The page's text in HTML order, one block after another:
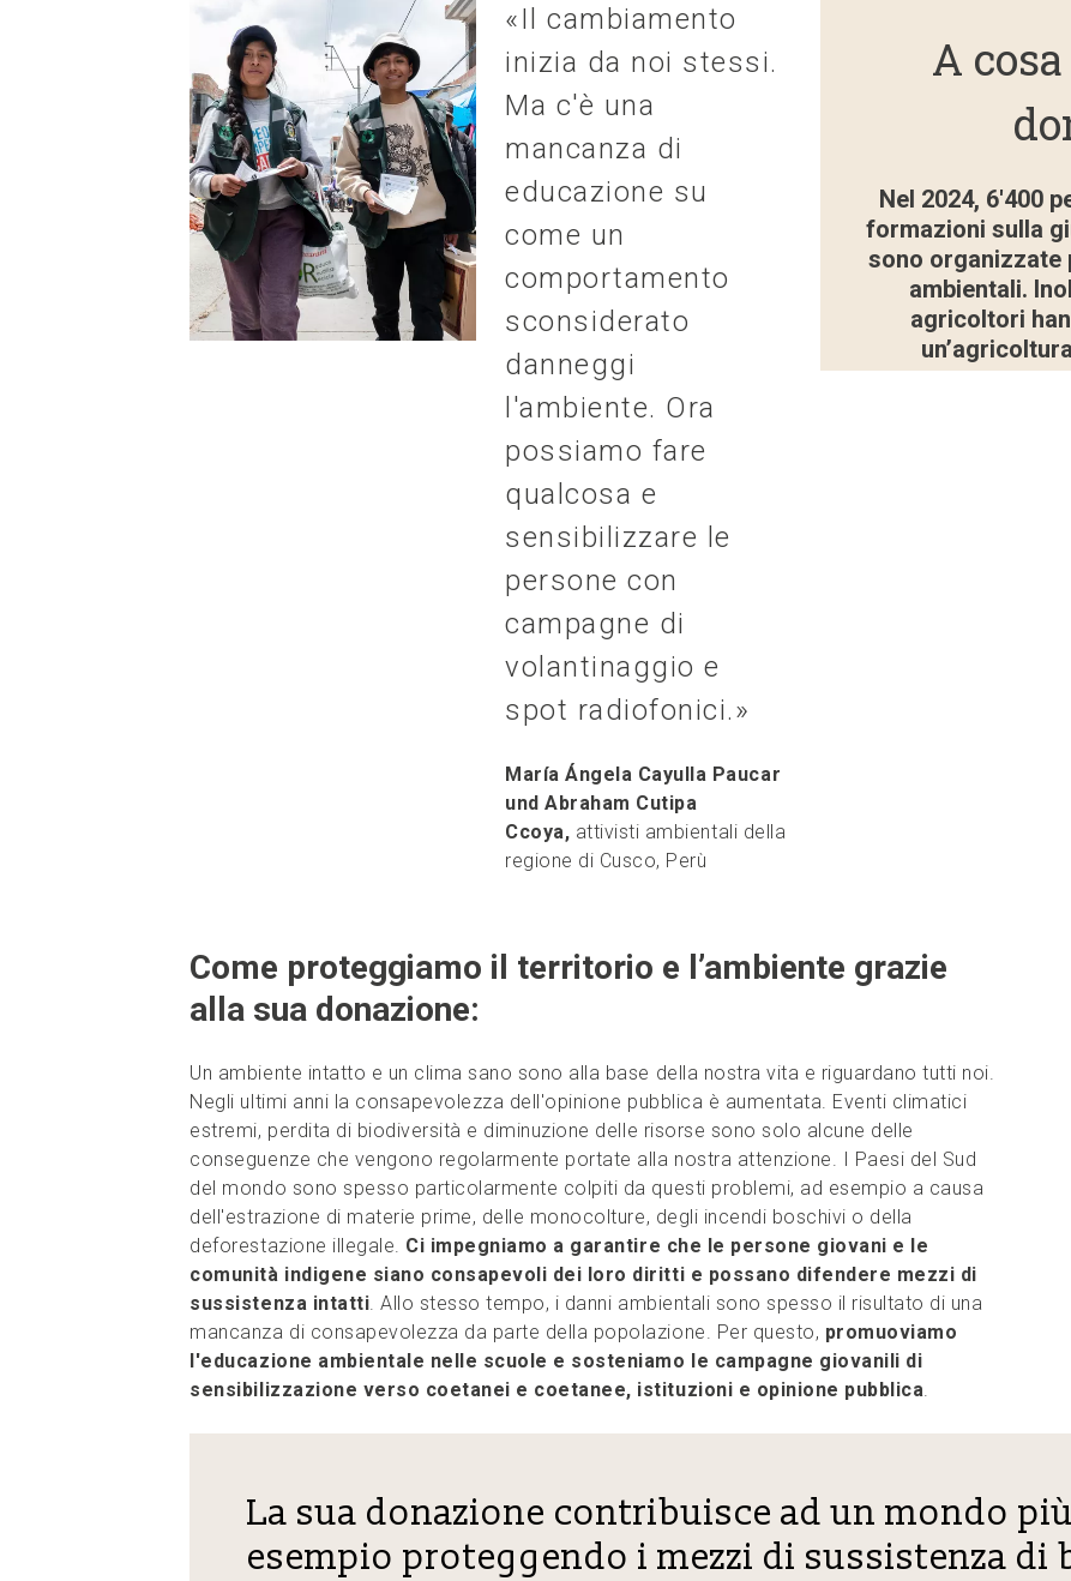
«Il cambiamento
inizia da noi stessi.
Ma c'è una
mancanza di
educazione su
come un
comportamento
sconsiderato
danneggi
l'ambiente. Ora
possiamo fare
qualcosa e
sensibilizzare le
persone con
campagne di
volantinaggio e
spot radiofonici.»
María Ángela Cayulla Paucar
und Abraham Cutipa
Ccoya, attivisti ambientali della
regione di Cusco, Perù
A
Nel 2024, 6'400
formazioni sulla
sono organizzate
ambientali.
agricoltori
Come proteggiamo il territorio e l’ambiente grazie
alla sua donazione:
Un ambiente intatto e un clima sano sono alla base della nostra vita e riguardano tutti noi.
Negli ultimi anni la consapevolezza dell'opinione pubblica è aumentata. Eventi climatici
estremi, perdita di biodiversità e diminuzione delle risorse sono solo alcune delle
conseguenze che vengono regolarmente portate alla nostra attenzione. I Paesi del Sud
del mondo sono spesso particolarmente colpiti da questi problemi, ad esempio a causa
dell'estrazione di materie prime, delle monocolture, degli incendi boschivi o della
deforestazione illegale. Ci impegniamo a garantire che le persone giovani e le
comunità indigene siano consapevoli dei loro diritti e possano difendere mezzi di
sussistenza intatti. Allo stesso tempo, i danni ambientali sono spesso il risultato di una
mancanza di consapevolezza da parte della popolazione. Per questo, promuoviamo
l'educazione ambientale nelle scuole e sosteniamo le campagne giovanili di
sensibilizzazione verso coetanei e coetanee, istituzioni e opinione pubblica.
La sua donazione contribuisce ad un mondo
esempio proteggendo i mezzi di sussistenza di